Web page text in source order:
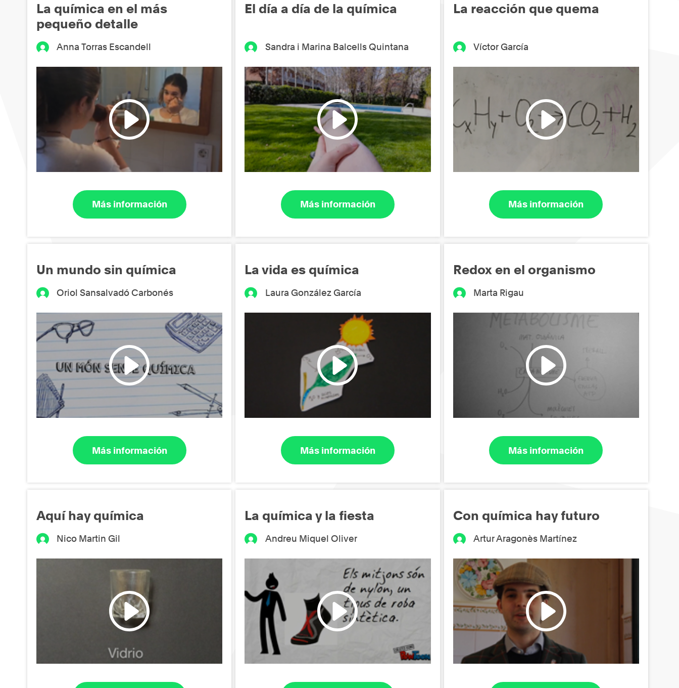
La química en el más
pequeño detalle
Anna Torras Escandell
Más información
El día a día de la química
Sandra i Marina Balcells Quintana
Más información
La reacción que quema
Víctor García
Más información
Un mundo sin química
Oriol Sansalvadó Carbonés
Más información
La vida es química
Laura González García
Más información
Redox en el organismo
Marta Rigau
Más información
Aquí hay química
Nico Martin Gil
La química y la fiesta
Andreu Miquel Oliver
Con química hay futuro
Artur Aragonès Martínez